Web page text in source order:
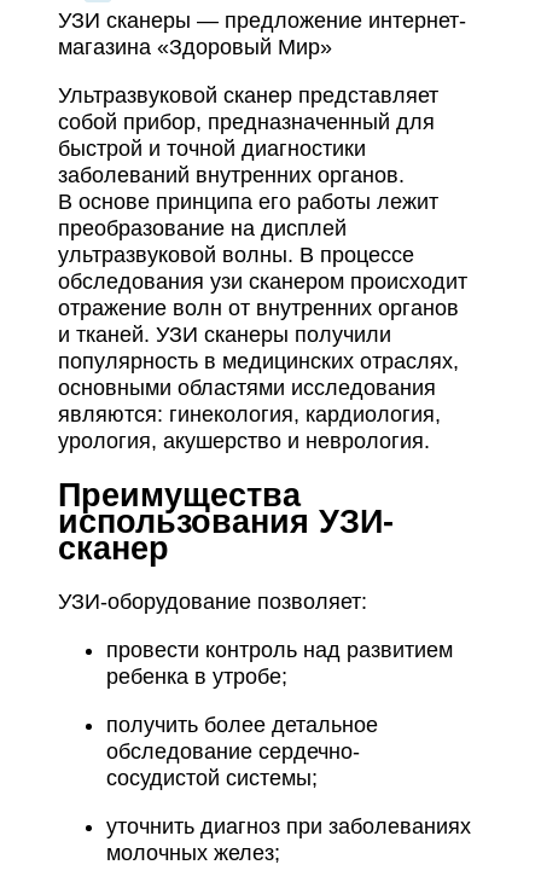
УЗИ сканеры — предложение интернет-
магазина «Здоровый Мир»
Ультразвуковой сканер представляет
собой прибор, предназначенный для
быстрой и точной диагностики
заболеваний внутренних органов.
В основе принципа его работы лежит
преобразование на дисплей
ультразвуковой волны. В процессе
обследования узи сканером происходит
отражение волн от внутренних органов
и тканей. УЗИ сканеры получили
популярность в медицинских отраслях,
основными областями исследования
являются: гинекология, кардиология,
урология, акушерство и неврология.
Преимущества
использования УЗИ-
сканер
УЗИ-оборудование позволяет:
провести контроль над развитием
ребенка в утробе;
получить более детальное
обследование сердечно-
сосудистой системы;
уточнить диагноз при заболеваниях
молочных желез;